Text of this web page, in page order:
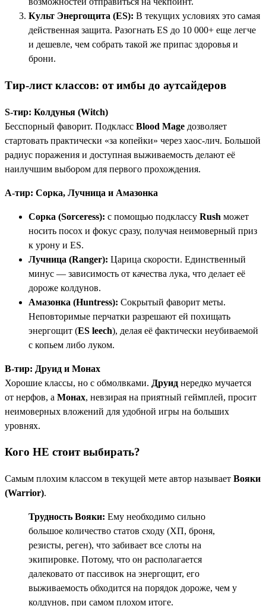
Культ Энергощита (ES): В текущих условиях это самая
действенная защита. Разогнать ES до 10 000+ еще легче
и дешевле, чем собрать такой же припас здоровья и
брони.
Тир-лист классов: от имбы до аутсайдеров
S-тир: Колдунья (Witch)
Бесспорный фаворит. Подкласс Blood Mage дозволяет
стартовать практически «за копейки» через хаос-лич. Большой
радиус поражения и доступная выживаемость делают её
наилучшим выбором для первого прохождения.
A-тир: Сорка, Лучница и Амазонка
Сорка (Sorceress): с помощью подклассу Rush может
носить посох и фокус сразу, получая неимоверный приз
к урону и ES.
Лучница (Ranger): Царица скорости. Единственный
минус — зависимость от качества лука, что делает её
дороже колдунов.
Амазонка (Huntress): Сокрытый фаворит меты.
Неповторимые перчатки разрешают ей похищать
энергощит (ES leech), делая её фактически неубиваемой
с копьем либо луком.
B-тир: Друид и Монах
Хорошие классы, но с обмолвками. Друид нередко мучается
от нерфов, а Монах, невзирая на приятный геймплей, просит
неимоверных вложений для удобной игры на больших
уровнях.
Кого НЕ стоит выбирать?
Самым плохим классом в текущей мете автор называет Вояки
(Warrior).
Трудность Вояки: Ему необходимо сильно
большое количество статов сходу (ХП, броня,
резисты, реген), что забивает все слоты на
экипировке. Потому, что он располагается
далековато от пассивок на энергощит, его
выживаемость обходится на порядок дороже, чем у
колдунов, при самом плохом итоге.